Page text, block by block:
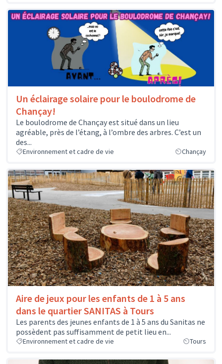
Un éclairage solaire pour le boulodrome de
Chançay!
Le boulodrome de Chançay est situé dans un lieu
agréable, près de l’étang, à l’ombre des arbres. C’est un
des...
Environnement et cadre de vie Chançay
Aire de jeux pour les enfants de 1 à 5 ans
dans le quartier SANITAS à Tours
Les parents des jeunes enfants de 1 à 5 ans du Sanitas ne
possèdent pas suffisamment de petit lieu en...
Environnement et cadre de vie Tours